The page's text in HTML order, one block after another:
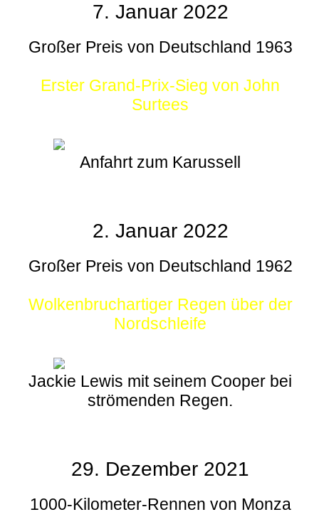
7. Januar 2022
Großer Preis von Deutschland 1963
Erster Grand-Prix-Sieg von John
Surtees
Anfahrt zum Karussell
2. Januar 2022
Großer Preis von Deutschland 1962
Wolkenbruchartiger Regen über der
Nordschleife
Jackie Lewis mit seinem Cooper bei
strömenden Regen.
29. Dezember 2021
1000-Kilometer-Rennen von Monza